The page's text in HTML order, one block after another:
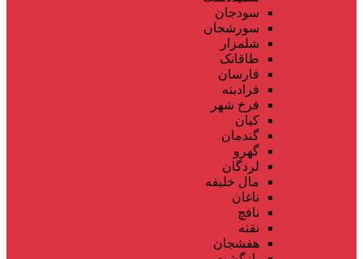
سودجان
سورشجان
شلمزار
طاقانک
فارسان
فرادبنه
فرخ شهر
کیان
گندمان
گهرو
لردگان
مال خلیفه
ناغان
نافچ
نقنه
هفشجان